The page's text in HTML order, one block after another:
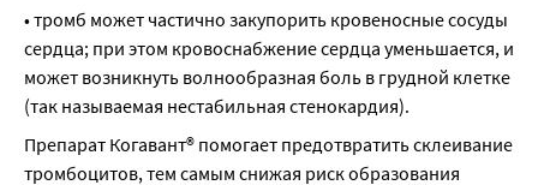
одной таблетке, то есть практически не содержит
натрий.
• тромб может частично закупорить кровеносные сосуды
сердца; при этом кровоснабжение сердца уменьшается, и
может возникнуть волнообразная боль в грудной клетке
(так называемая нестабильная стенокардия).
Препарат Когавант® помогает предотвратить склеивание
тромбоцитов, тем самым снижая риск образования